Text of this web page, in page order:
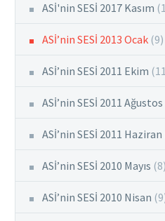
ASİ'nin SESİ 2017 Kasım
ASİ’nin SESİ 2013 Ocak (9)
ASİ’nin SESİ 2011 Ekim
ASİ’nin SESİ 2011 Ağustos
ASİ’nin SESİ 2011 Haziran
ASİ’nin SESİ 2010 Mayıs (8)
ASİ’nin SESİ 2010 Nisan